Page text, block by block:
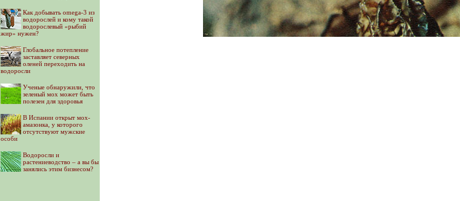
Как добывать omega-3 из
водорослей и кому такой
водорослевый «рыбий
жир» нужен?
Глобальное потепление
заставляет северных
оленей переходить на
водоросли
Ученые обнаружили, что
зеленый мох может быть
полезен для здоровья
В Испании открыт мох-
амазонка, у которого
отсутствуют мужские
особи
Водоросли и
растениеводство – а вы бы
занялись этим бизнесом?